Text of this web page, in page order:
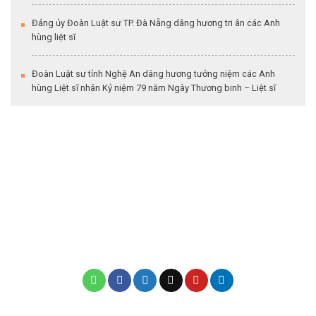
Đảng ủy Đoàn Luật sư TP. Đà Nẵng dâng hương tri ân các Anh
hùng liệt sĩ
Đoàn Luật sư tỉnh Nghệ An dâng hương tưởng niệm các Anh
hùng Liệt sĩ nhân Kỷ niệm 79 năm Ngày Thương binh – Liệt sĩ